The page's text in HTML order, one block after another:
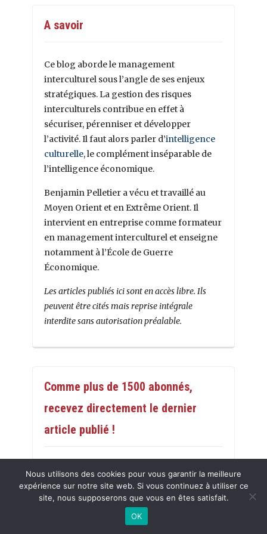
A savoir
Ce blog aborde le management
interculturel sous l’angle de ses enjeux
stratégiques. La gestion des risques
interculturels contribue en effet à
sécuriser, pérenniser et développer
l’activité. Il faut alors parler d’intelligence
culturelle, le complément inséparable de
l’intelligence économique.
Benjamin Pelletier a vécu et travaillé au
Moyen Orient et en Extrême Orient. Il
intervient en entreprise comme formateur
en management interculturel et enseigne
notamment à l’École de Guerre
Économique.
Les articles publiés ici sont en accès libre. Ils
peuvent être cités mais reprise intégrale
interdite sans autorisation préalable.
Comme plus de 1500 abonnés,
recevez directement le dernier
article publié !
Nous utilisons des cookies pour vous garantir la meilleure
expérience sur notre site web. Si vous continuez à utiliser ce
site, nous supposerons que vous en êtes satisfait.
OK